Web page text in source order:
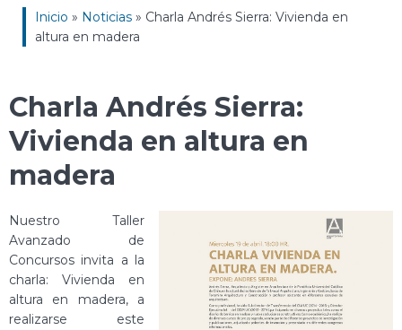
Inicio » Noticias » Charla Andrés Sierra: Vivienda en
altura en madera
Charla Andrés Sierra:
Vivienda en altura en
madera
Nuestro Taller
Avanzado de
Concursos invita a la
charla: Vivienda en
altura en madera, a
realizarse este